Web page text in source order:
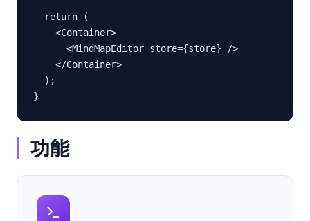
  return (
    <Container>
      <MindMapEditor store={store} />
    </Container>
  );
}
功能